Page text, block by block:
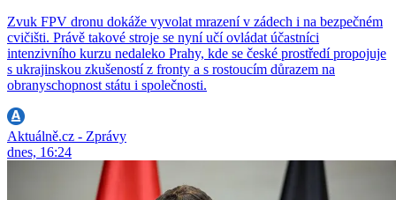
Zvuk FPV dronu dokáže vyvolat mrazení v zádech i na bezpečném
cvičišti. Právě takové stroje se nyní učí ovládat účastníci
intenzivního kurzu nedaleko Prahy, kde se české prostředí propojuje
s ukrajinskou zkušeností z fronty a s rostoucím důrazem na
obranyschopnost státu i společnosti.
Aktuálně.cz - Zprávy
dnes, 16:24